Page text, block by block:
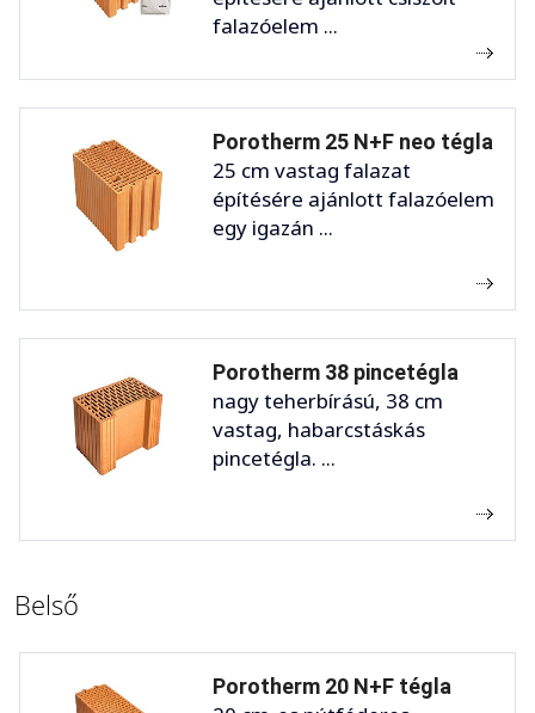
falazóelem ...
Porotherm 25 N+F neo tégla
25 cm vastag falazat
építésére ajánlott falazóelem
egy igazán ...
Porotherm 38 pincetégla
nagy teherbírású, 38 cm
vastag, habarcstáskás
pincetégla. ...
Belső
Porotherm 20 N+F tégla